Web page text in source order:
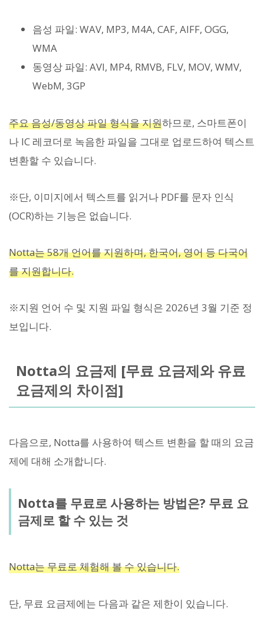
음성 파일: WAV, MP3, M4A, CAF, AIFF, OGG,
WMA
동영상 파일: AVI, MP4, RMVB, FLV, MOV, WMV,
WebM, 3GP
주요 음성/동영상 파일 형식을 지원하므로, 스마트폰이
나 IC 레코더로 녹음한 파일을 그대로 업로드하여 텍스트
변환할 수 있습니다.
※단, 이미지에서 텍스트를 읽거나 PDF를 문자 인식
(OCR)하는 기능은 없습니다.
Notta는 58개 언어를 지원하며, 한국어, 영어 등 다국어
를 지원합니다.
※지원 언어 수 및 지원 파일 형식은 2026년 3월 기준 정
보입니다.
Notta의 요금제 [무료 요금제와 유료
요금제의 차이점]
다음으로, Notta를 사용하여 텍스트 변환을 할 때의 요금
제에 대해 소개합니다.
Notta를 무료로 사용하는 방법은? 무료 요
금제로 할 수 있는 것
Notta는 무료로 체험해 볼 수 있습니다.
단, 무료 요금제에는 다음과 같은 제한이 있습니다.